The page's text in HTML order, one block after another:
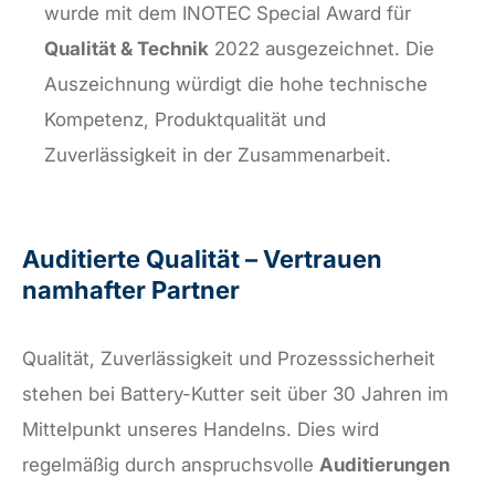
wurde mit dem INOTEC Special Award für
Qualität & Technik 2022 ausgezeichnet. Die
Auszeichnung würdigt die hohe technische
Kompetenz, Produktqualität und
Zuverlässigkeit in der Zusammenarbeit.
Auditierte Qualität – Vertrauen
namhafter Partner
Qualität, Zuverlässigkeit und Prozesssicherheit
stehen bei Battery-Kutter seit über 30 Jahren im
Mittelpunkt unseres Handelns. Dies wird
regelmäßig durch anspruchsvolle Auditierungen